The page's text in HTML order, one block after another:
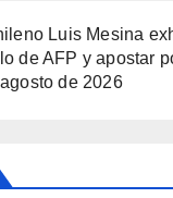
Luis Mesina
de AFP y apostar
de 2026